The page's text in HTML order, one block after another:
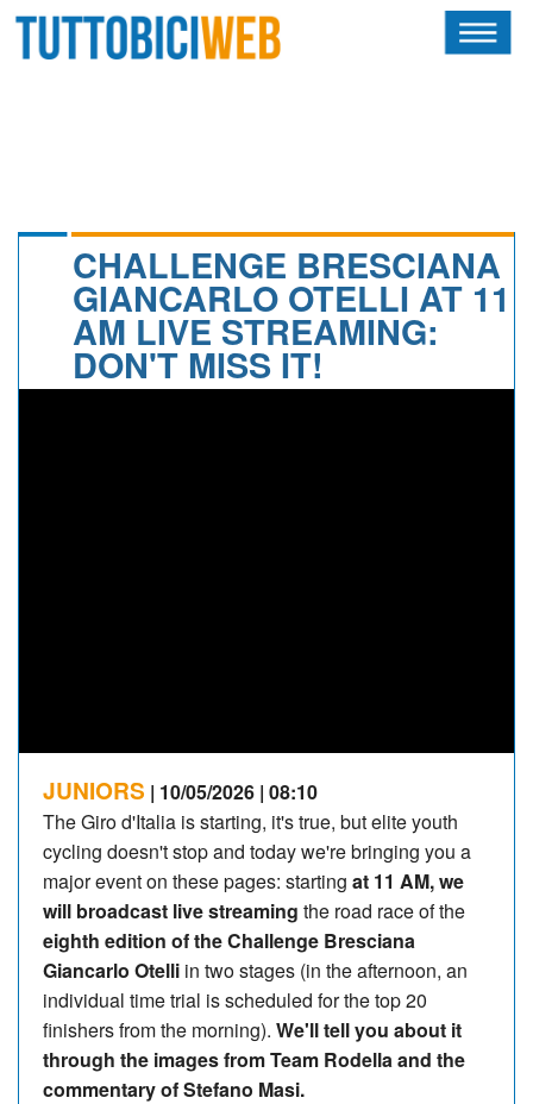
CALENDARIO
CHALLENGE BRESCIANA
GIANCARLO OTELLI AT 11
AM LIVE STREAMING:
DON'T MISS IT!
JUNIORS | 10/05/2026 | 08:10
The Giro d'Italia is starting, it's true, but elite youth
cycling doesn't stop and today we're bringing you a
major event on these pages: starting at 11 AM, we
will broadcast live streaming the road race of the
eighth edition of the Challenge Bresciana
Giancarlo Otelli in two stages (in the afternoon, an
individual time trial is scheduled for the top 20
finishers from the morning). We'll tell you about it
through the images from Team Rodella and the
commentary of Stefano Masi.